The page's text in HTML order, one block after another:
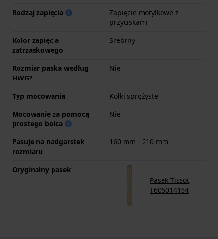
Rodzaj zapięcia
Zapięcie motylkowe z
przyciskami
Kolor zapięcia
zatrzaskowego
Srebrny
Rozmiar paska według
HWG?
Nie
Typ mocowania
Kołki sprężyste
Mocowanie za pomocą
prostego bolca
Nie
Pasuje na nadgarstek
rozmiaru
160 mm - 210 mm
Oryginalny pasek
Pasek Tissot
T605014164